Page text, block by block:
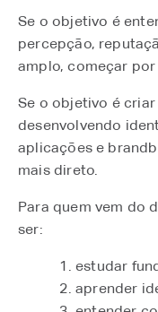
Se o objetivo é
percepção,
amplo, começar
Se o objetivo é
desenvolvendo
aplicações e
mais direto.
Para quem vem do
ser:
estudar
aprender